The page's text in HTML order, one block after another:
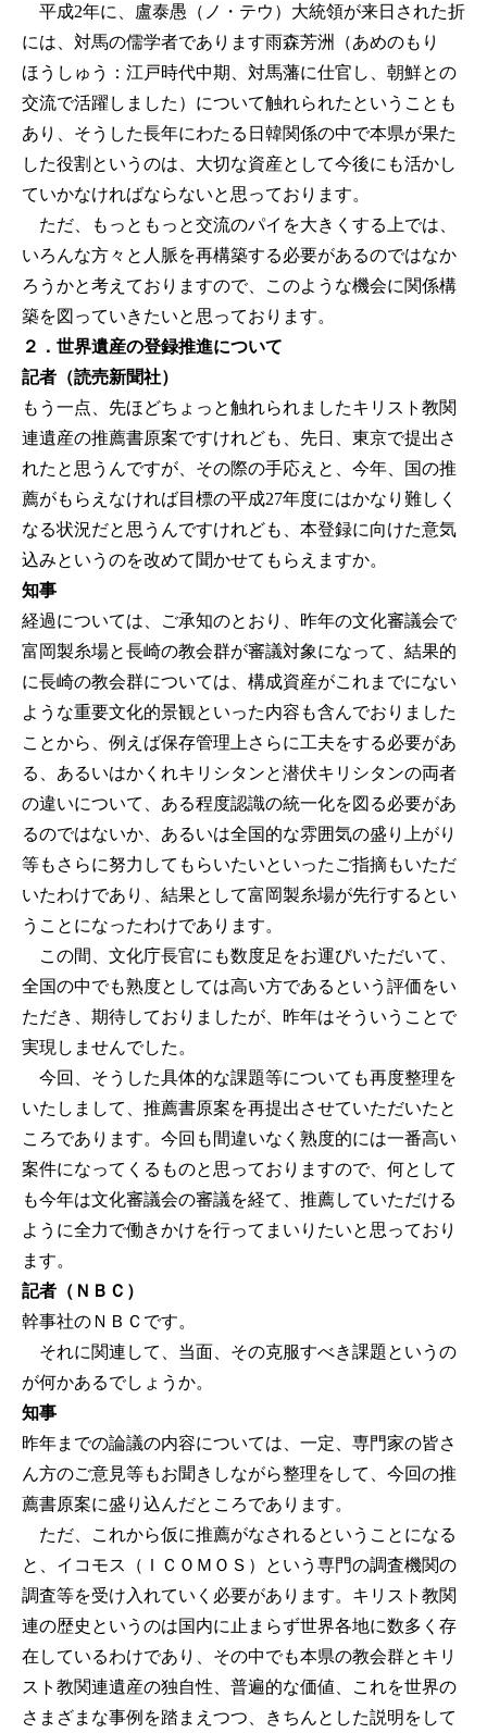
平成2年に、盧泰愚（ノ・テウ）大統領が来日された折
には、対馬の儒学者であります雨森芳洲（あめのもり
ほうしゅう：江戸時代中期、対馬藩に仕官し、朝鮮との
交流で活躍しました）について触れられたということも
あり、そうした長年にわたる日韓関係の中で本県が果た
した役割というのは、大切な資産として今後にも活かし
ていかなければならないと思っております。
ただ、もっともっと交流のパイを大きくする上では、
いろんな方々と人脈を再構築する必要があるのではなか
ろうかと考えておりますので、このような機会に関係構
築を図っていきたいと思っております。
２．世界遺産の登録推進について
記者（読売新聞社）
もう一点、先ほどちょっと触れられましたキリスト教関
連遺産の推薦書原案ですけれども、先日、東京で提出さ
れたと思うんですが、その際の手応えと、今年、国の推
薦がもらえなければ目標の平成27年度にはかなり難しく
なる状況だと思うんですけれども、本登録に向けた意気
込みというのを改めて聞かせてもらえますか。
知事
経過については、ご承知のとおり、昨年の文化審議会で
富岡製糸場と長崎の教会群が審議対象になって、結果的
に長崎の教会群については、構成資産がこれまでにない
ような重要文化的景観といった内容も含んでおりました
ことから、例えば保存管理上さらに工夫をする必要があ
る、あるいはかくれキリシタンと潜伏キリシタンの両者
の違いについて、ある程度認識の統一化を図る必要があ
るのではないか、あるいは全国的な雰囲気の盛り上がり
等もさらに努力してもらいたいといったご指摘もいただ
いたわけであり、結果として富岡製糸場が先行するとい
うことになったわけであります。
この間、文化庁長官にも数度足をお運びいただいて、
全国の中でも熟度としては高い方であるという評価をい
ただき、期待しておりましたが、昨年はそういうことで
実現しませんでした。
今回、そうした具体的な課題等についても再度整理を
いたしまして、推薦書原案を再提出させていただいたと
ころであります。今回も間違いなく熟度的には一番高い
案件になってくるものと思っておりますので、何として
も今年は文化審議会の審議を経て、推薦していただける
ように全力で働きかけを行ってまいりたいと思っており
ます。
記者（ＮＢＣ）
幹事社のＮＢＣです。
それに関連して、当面、その克服すべき課題というの
が何かあるでしょうか。
知事
昨年までの論議の内容については、一定、専門家の皆さ
ん方のご意見等もお聞きしながら整理をして、今回の推
薦書原案に盛り込んだところであります。
ただ、これから仮に推薦がなされるということになる
と、イコモス（ＩＣＯＭＯＳ）という専門の調査機関の
調査等を受け入れていく必要があります。キリスト教関
連の歴史というのは国内に止まらず世界各地に数多く存
在しているわけであり、その中でも本県の教会群とキリ
スト教関連遺産の独自性、普遍的な価値、これを世界の
さまざまな事例を踏まえつつ、きちんとした説明をして